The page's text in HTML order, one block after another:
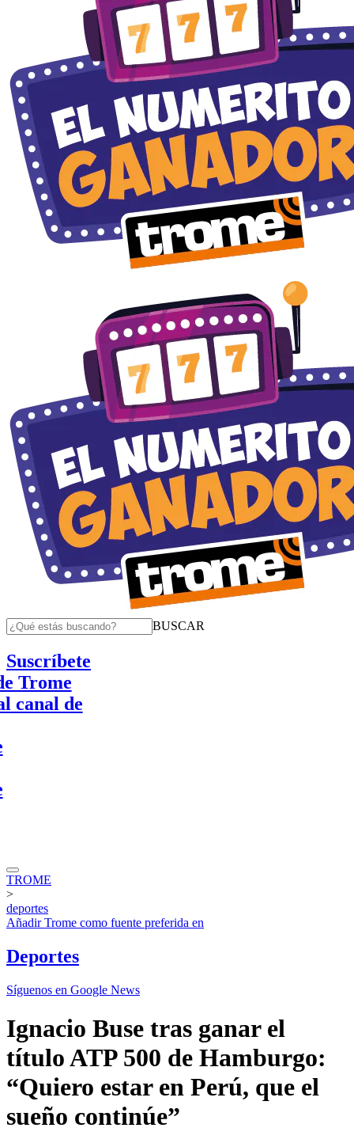
BUSCAR
Suscríbete
de
TROME
>
deportes
AñadirTrome como fuente preferida en
Deportes
Síguenos en Google News
Ignacio Buse tras ganar el
título ATP 500 de Hamburgo:
“Quiero estar en Perú, que el
sueño continúe”